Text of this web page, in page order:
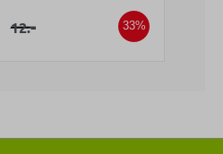
Regulärer Preis:
12.- 33%